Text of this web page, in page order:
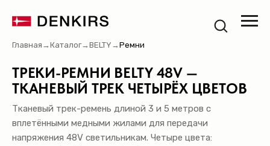
Главная →Каталог→BELTY →Ремни
ТРЕКИ-РЕМНИ BELTY 48V —
ТКАНЕВЫЙ ТРЕК ЧЕТЫРЁХ ЦВЕТОВ
Тканевый трек-ремень длиной 3 и 5 метров с
вплетёнными медными жилами для передачи
напряжения 48V светильникам. Четыре цвета: